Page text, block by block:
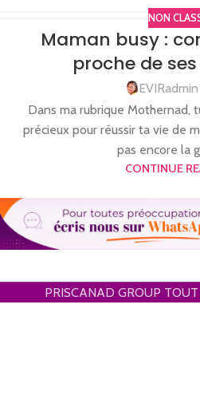
NON
Maman busy :
proche de
EVIRadmin
Dans ma rubrique Mothernad,
précieux pour réussir ta vie de
pas encore la
CONTINUE
PRISCANAD GROUP TOUT